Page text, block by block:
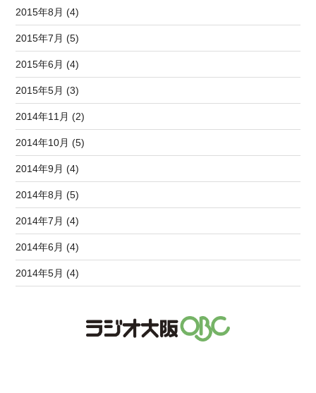
2015年8月 (4)
2015年7月 (5)
2015年6月 (4)
2015年5月 (3)
2014年11月 (2)
2014年10月 (5)
2014年9月 (4)
2014年8月 (5)
2014年7月 (4)
2014年6月 (4)
2014年5月 (4)